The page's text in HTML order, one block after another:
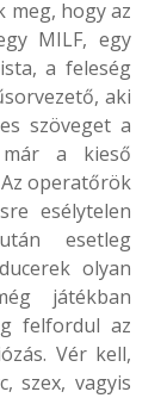
meg, hogy az
MILF, egy
a feleség
aki
szöveget a
a kieső
operatőrök
esélytelen
esetleg
olyan
játékban
felfordul az
Vér kell,
szex, vagyis